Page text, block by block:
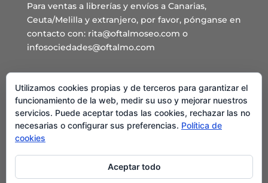
Para ventas a librerías y envíos a Canarias,
Ceuta/Melilla y extranjero, por favor, pónganse en
contacto con: rita@oftalmoseo.com o
infosociedades@oftalmo.com
Sede Administrativa y Secretaría General
C/ Arcipreste de Hita 14 – 1º Derecha.
28015 – Madrid
Teléfono: 91 544 80 35 - 91 544 58 79
Mail:
Utilizamos cookies propias y de terceros para garantizar el
funcionamiento de la web, medir su uso y mejorar nuestros
servicios. Puede aceptar todas las cookies, rechazar las no
necesarias o configurar sus preferencias. Política de
cookies
Aceptar todo